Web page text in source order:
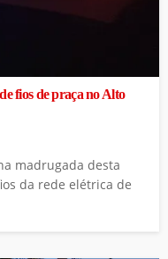
fios de praça no Alto
madrugada desta
da rede elétrica de